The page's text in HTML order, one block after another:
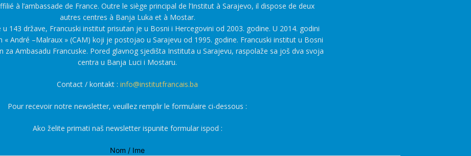
à l’ambassade de France. Outre le siège principal de l’Institut à Sarajevo, il dispose de deux
autres centres à Banja Luka et à Mostar.
143 države, Francuski institut prisutan je u Bosni i Hercegovini od 2003. godine. U 2014. godini
« André –Malraux » (CAM) koji je postojao u Sarajevu od 1995. godine. Francuski institut u Bosni
za Ambasadu Francuske. Pored glavnog sjedišta Instituta u Sarajevu, raspolaže sa još dva svoja
centra u Banja Luci i Mostaru.
Contact / kontakt : info@institutfrancais.ba
Pour recevoir notre newsletter, veuillez remplir le formulaire ci-dessous :
Ako želite primati naš newsletter ispunite formular ispod :
Nom / Ime